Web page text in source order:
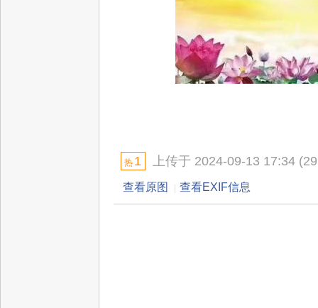
热 1 上传于 2024-09-13 17:34
查看原图 | 查看EXIF信息